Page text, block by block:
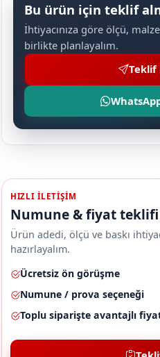
Bu ürün için teklif
İhtiyacınıza göre ölçü,
birlikte planlayalım.
Teklif
HIZLI ILETIŞIM
Numune & fiyat teklifi
Ürün adedi, ölçü ve baskı
hazırlayalım.
Ücretsiz ön görüşme
Numune / prova seçeneği
Toplu siparişte avantajlı